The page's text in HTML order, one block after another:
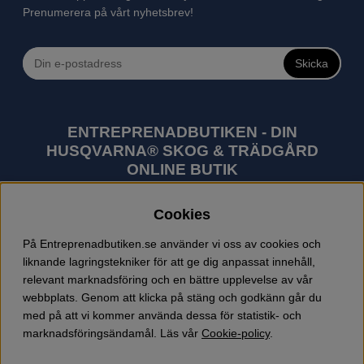
Prenumerera på vårt nyhetsbrev!
Skicka
ENTREPRENADBUTIKEN - DIN
HUSQVARNA® SKOG & TRÄDGÅRD
ONLINE BUTIK
utomhusprodukter som skogsmaskiner och
trädgårdsmaskiner. I sortimentet finns bl.a. robotgräsklippare,
motorsågar, röjsågar, trimmers, riders, åkgräsklippare,
trädgårdstraktorer, gräsklippare, häcksaxar, lövblåsar,
jordfräsar, snöslungor, skyddskläder och arbetskläder.
Entreprenadbutiken har snabba leveranser av Husqvarna
produkter.
Cookies
På Entreprenadbutiken.se använder vi oss av cookies och
liknande lagringstekniker för att ge dig anpassat innehåll,
relevant marknadsföring och en bättre upplevelse av vår
webbplats. Genom att klicka på stäng och godkänn går du
med på att vi kommer använda dessa för statistik- och
marknadsföringsändamål. Läs vår Cookie-policy.